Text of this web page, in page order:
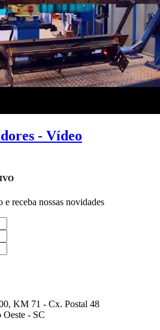
- Vídeo
e receba nossas novidades
KM 71 - Cx. Postal 48
Oeste - SC